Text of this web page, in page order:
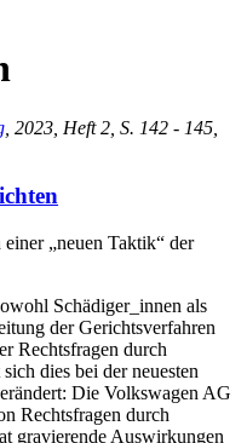
, 2023, Heft 2, S. 142 - 145,
„neuen Taktik“ der
Schädiger_innen als
der Gerichtsverfahren
Rechtsfragen durch
dies bei der neuesten
Die Volkswagen AG
Rechtsfragen durch
gravierende Auswirkungen